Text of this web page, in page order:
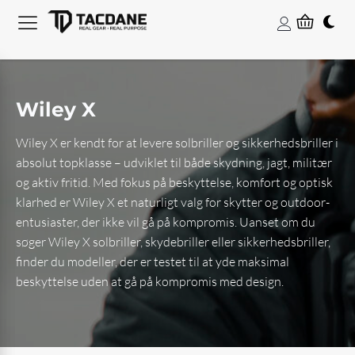
Wiley X
Wiley X er kendt for at levere solbriller og sikkerhedsbriller i
absolut topklasse – udviklet til både skydning, jagt, militær
og aktiv fritid. Med fokus på beskyttelse, komfort og optisk
klarhed er Wiley X et naturligt valg for skytter og outdoor-
entusiaster, der ikke vil gå på kompromis. Uanset om du
søger Wiley X solbriller, skydebriller eller sikkerhedsbriller,
finder du modeller, der er testet til at yde maksimal
beskyttelse uden at gå på kompromis med design.